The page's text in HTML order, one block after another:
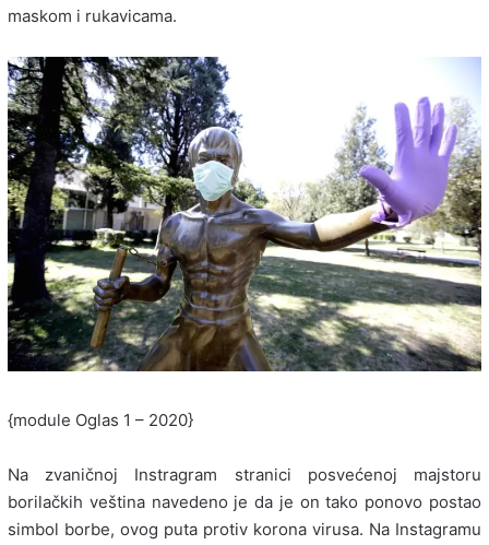
maskom i rukavicama.
{module Oglas 1 – 2020}
Na zvaničnoj Instragram stranici posvećenoj majstoru
borilačkih veština navedeno je da je on tako ponovo postao
simbol borbe, ovog puta protiv korona virusa. Na Instagramu